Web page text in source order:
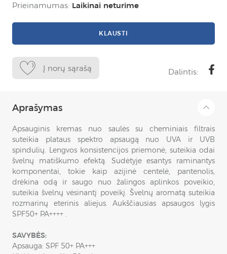
Prieinamumas: Laikinai neturime
KLAUSTI
Į norų sąrašą Dalintis:
Aprašymas
Apsauginis kremas nuo saulės su cheminiais filtrais
suteikia plataus spektro apsaugą nuo UVA ir UVB
spindulių. Lengvos konsistencijos priemonė, suteikia odai
švelnų matiškumo efektą. Sudėtyje esantys raminantys
komponentai, tokie kaip azijinė centelė, pantenolis,
drėkina odą ir saugo nuo žalingos aplinkos poveikio,
suteikia švelnų vėsinantį poveikį. Švelnų aromatą suteikia
rozmarinų eterinis aliejus. Aukščiausias apsaugos lygis
SPF50+ PA++++ .
SAVYBĖS:
Apsauga: SPF 50+ PA+++